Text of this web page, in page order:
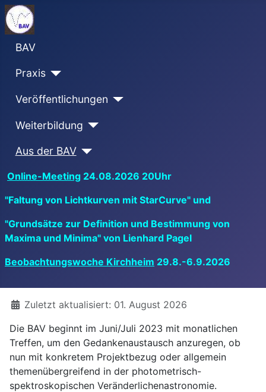
BAV
Praxis
Veröffentlichungen
Weiterbildung
Aus der BAV
Online-Meeting 24.08.2026 20Uhr
"Faltung von Lichtkurven mit StarCurve" und
"Grundsätze zur Definition und Bestimmung von
Maxima und Minima" von Lienhard Pagel
Beobachtungswoche Kirchheim 29.8.-6.9.2026
DetailsZuletzt aktualisiert: 01. August 2026
Die BAV beginnt im Juni/Juli 2023 mit monatlichen
Treffen, um den Gedankenaustausch anzuregen, ob
nun mit konkretem Projektbezug oder allgemein
themenübergreifend in der photometrisch-
spektroskopischen Veränderlichenastronomie.